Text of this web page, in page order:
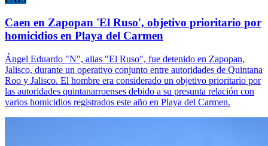
Caen en Zapopan 'El Ruso', objetivo prioritario por
homicidios en Playa del Carmen
Ángel Eduardo "N", alias "El Ruso", fue detenido en Zapopan,
Jalisco, durante un operativo conjunto entre autoridades de Quintana
Roo y Jalisco. El hombre era considerado un objetivo prioritario por
las autoridades quintanarroenses debido a su presunta relación con
varios homicidios registrados este año en Playa del Carmen.